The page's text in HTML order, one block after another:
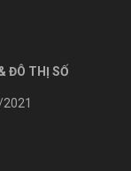
ĐÔ THỊ SỐ